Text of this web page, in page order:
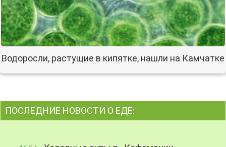
Водоросли, растущие в кипятке, нашли на Камчатке
ПОСЛЕДНИЕ НОВОСТИ О ЕДЕ: